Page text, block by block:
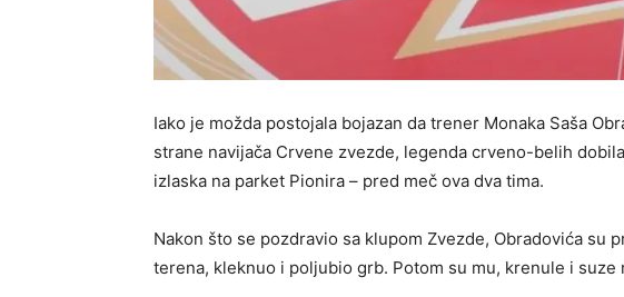
​Iako je možda postojala bojazan da trener Monaka Saša
strane navijača Crvene zvezde, legenda crveno-belih
izlaska na parket Pionira – pred meč ova dva tima.
Nakon što se pozdravio sa klupom Zvezde, Obradovića su
terena, kleknuo i poljubio grb. Potom su mu, krenule i suze